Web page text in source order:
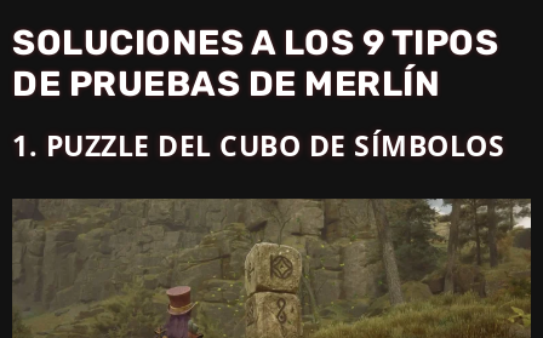
V
I
D
E
SOLUCIONES A LOS 9 TIPOS
DE PRUEBAS DE MERLÍN
1. PUZZLE DEL CUBO DE SÍMBOLOS